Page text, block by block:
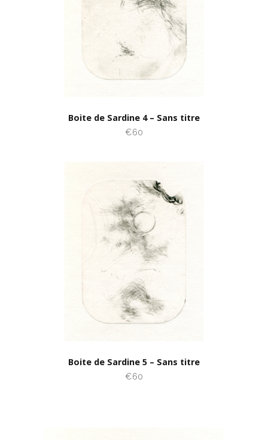
Boite de Sardine 4 – Sans titre
€60
Boite de Sardine 5 – Sans titre
€60